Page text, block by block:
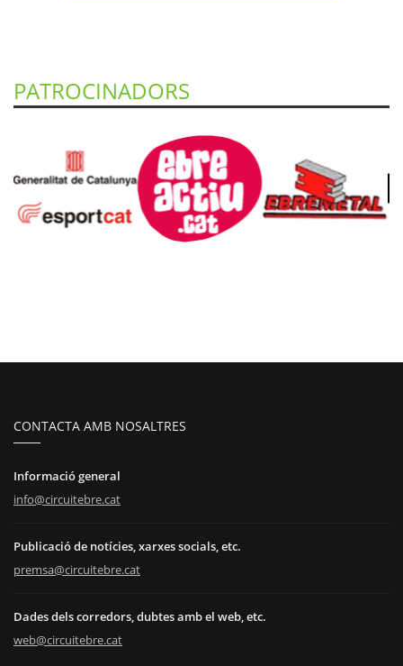
PATROCINADORS
CONTACTA AMB NOSALTRES
Informació general
info@circuitebre.cat
Publicació de notícies, xarxes socials, etc.
premsa@circuitebre.cat
Dades dels corredors, dubtes amb el web, etc.
web@circuitebre.cat